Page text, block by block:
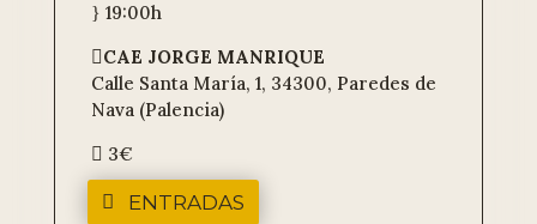
} 19:00h
CAE JORGE MANRIQUE
Calle Santa María, 1, 34300, Paredes de
Nava (Palencia)
 3€
ENTRADAS